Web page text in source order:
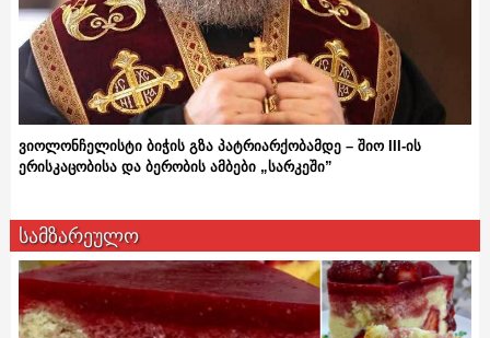
ვიოლონჩელისტი ბიჭის გზა პატრიარქობამდე – შიო III-ის
ერისკაცობისა და ბერობის ამბები „სარკეში”
სამზარეულო